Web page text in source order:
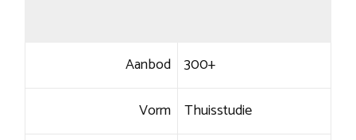
Aanbod 300+
Vorm Thuisstudie